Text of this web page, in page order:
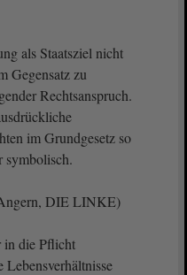
als Staatsziel nicht
Gegensatz zu
Rechtsanspruch.
im Grundgesetz so
symbolisch.
DIE LINKE)
in die Pflicht
Lebensverhältnisse